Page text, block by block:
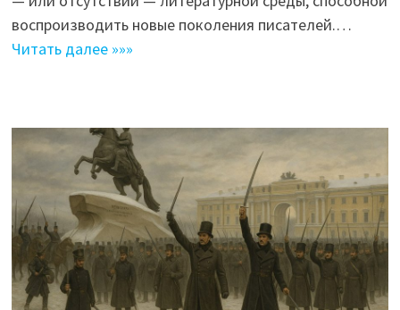
воспроизводить новые поколения писателей.…
Читать далее »»»